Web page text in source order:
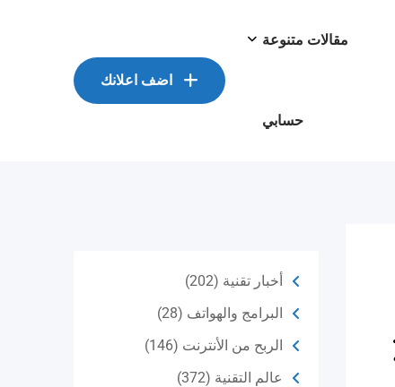
اضف اعلانك
مقالات متنوعة
حسابي
أخبار تقنية (202)
البرامج والهواتف (28)
الربح من الأنترنت (146)
عالم التقنية (372)